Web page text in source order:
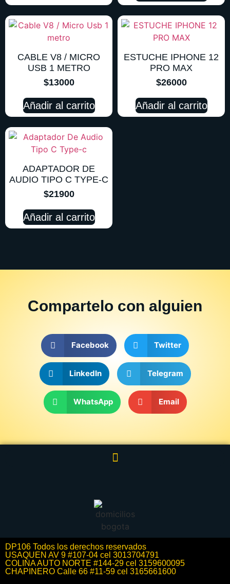
CABLE V8 / MICRO
USB 1 METRO
$13000
Añadir al carrito
ESTUCHE IPHONE 12
PRO MAX
$26000
Añadir al carrito
ADAPTADOR DE
AUDIO TIPO C TYPE-C
$21900
Añadir al carrito
Compartelo con alguien
Facebook Twitter
LinkedIn Telegram
WhatsApp Email
DP106 Todos los derechos reservados
USAQUEN AV 9 #107-04 cel 3013704791
COLINA AUTO NORTE #144-29 cel 3159600095
CHAPINERO Calle 66 #11-59 cel 3165661600